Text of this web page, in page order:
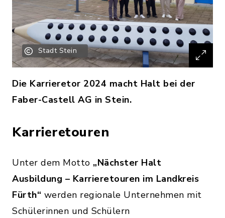
Stadt Stein
Die Karrieretor 2024 macht Halt bei der
Faber-Castell AG in Stein.
Karrieretouren
Unter dem Motto „Nächster Halt
Ausbildung – Karrieretouren im Landkreis
Fürth“ werden regionale Unternehmen mit
Schülerinnen und Schülern